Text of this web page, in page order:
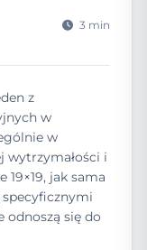
3 min
z
w
w
wytrzymałości i
jak sama
specyficznymi
odnoszą się do